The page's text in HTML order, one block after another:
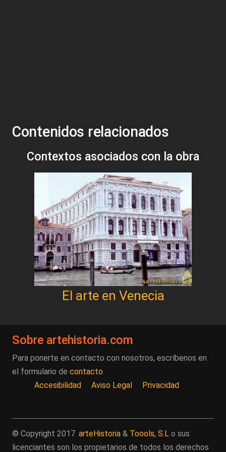
Contenidos relacionados
Contextos asociados con la obra
El arte en Venecia
Sobre artehistoria.com
Para ponerte en contacto con nosotros, escríbenos en
el formulario de contacto
Accesibilidad
Aviso Legal Privacidad
© Copyright 2017. arteHistoria & Toools, S.L o sus
licenciantes son los propietarios de todos los derechos